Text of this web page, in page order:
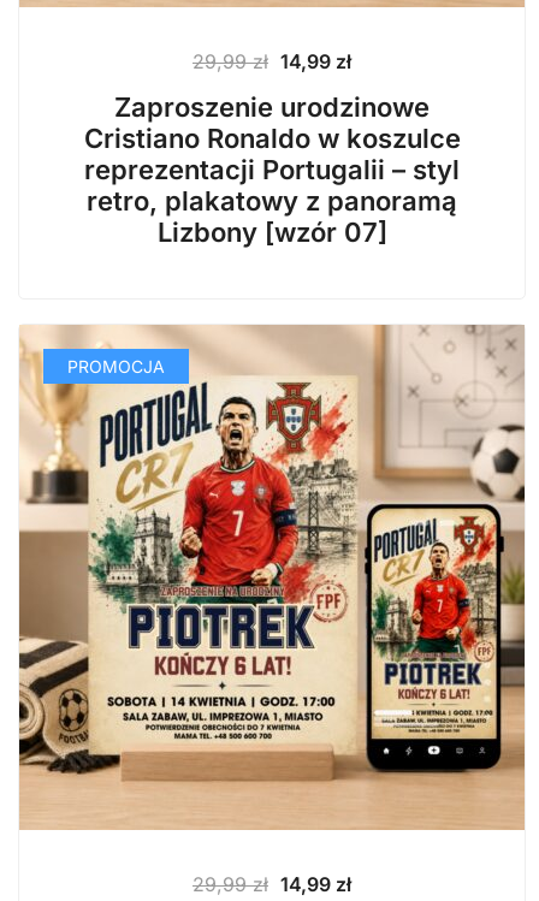
29,99zł Pierwotna
wynosiła:
29,99 zł.
14,99 złAktualna
cena
wynosi:
14,99 zł.
Zaproszenie urodzinowe
Cristiano Ronaldo w koszulce
reprezentacji Portugalii – styl
retro, plakatowy z panoramą
Lizbony [wzór 07]
PROMOCJA
29,99zł Pierwotna
14,99 złAktualna